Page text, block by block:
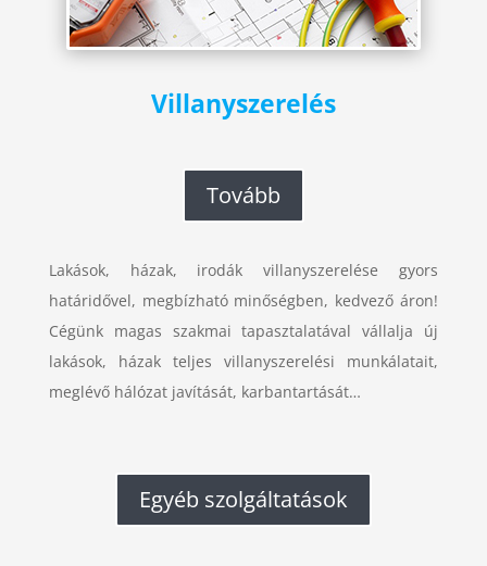
Villanyszerelés
Tovább
Lakások, házak, irodák villanyszerelése gyors
határidővel, megbízható minőségben, kedvező áron!
Cégünk magas szakmai tapasztalatával vállalja új
lakások, házak teljes villanyszerelési munkálatait,
meglévő hálózat javítását, karbantartását…
Egyéb szolgáltatások